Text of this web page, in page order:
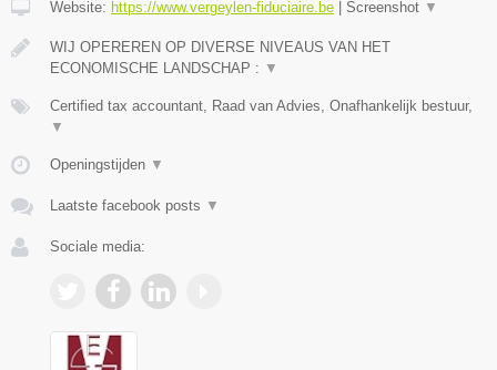
Website: https://www.vergeylen-fiduciaire.be Screenshot ▼
WIJ OPEREREN OP DIVERSE NIVEAUS VAN HET
ECONOMISCHE LANDSCHAP : ▼
Certified tax accountant, Raad van Advies, Onafhankelijk bestuur,
▼
Openingstijden ▼
Laatste facebook posts ▼
Sociale media: